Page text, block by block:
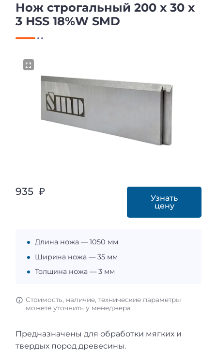
Нож строгальный 200 х 30 х
3 HSS 18%W SMD
935 ₽
Узнать
цену
Длина ножа — 1050 мм
Ширина ножа — 35 мм
Толщина ножа — 3 мм
Стоимость, наличие, технические параметры
можете уточнить у менеджера
Предназначены для обработки мягких и
твердых пород древесины.